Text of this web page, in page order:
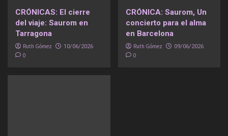
CRÓNICAS: El cierre
del viaje: Saurom en
Tarragona
Ruth Gómez 10/06/2026
0
CRÓNICA: Saurom, Un
concierto para el alma
en Barcelona
Ruth Gómez 09/06/2026
0